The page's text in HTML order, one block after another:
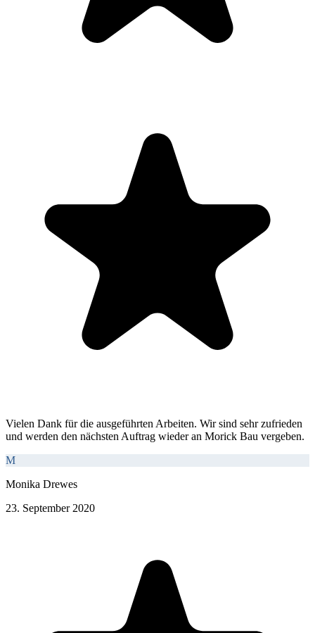
Vielen Dank für die ausgeführten Arbeiten. Wir sind sehr zufrieden
und werden den nächsten Auftrag wieder an Morick Bau vergeben.
M
Monika Drewes
23. September 2020